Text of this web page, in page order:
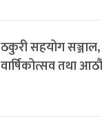
ठकुरी सहयोग
वार्षिकोत्सव तथा